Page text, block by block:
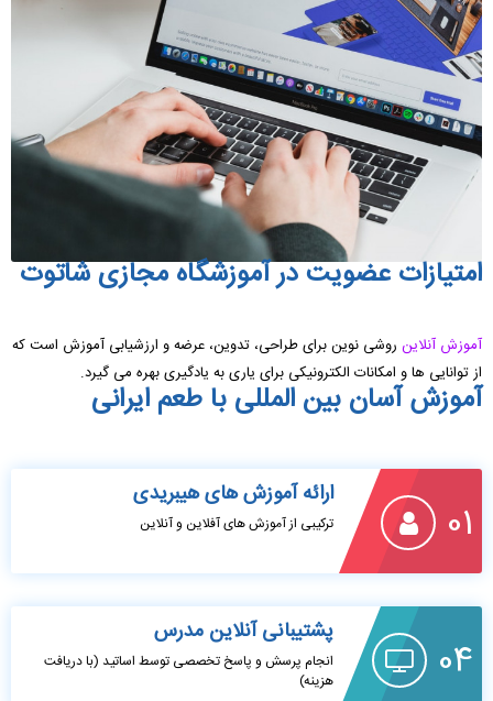
امتیازات عضویت در آموزشگاه مجازی شاتوت
آموزش آنلاینروشی نوین برای طراحی، تدوین، عرضه و ارزشیابی آموزش است که
از توانایی ها و امکانات الکترونیکی برای یاری به یادگیری بهره می گیرد.
آموزش آسان بین المللی با طعم ایرانی
01
ارائه آموزش های هیبریدی
ترکیبی از آموزش های آفلاین و آنلاین
04
پشتیبانی آنلاین مدرس
انجام پرسش و پاسخ تخصصی توسط اساتید (با دریافت
هزینه)